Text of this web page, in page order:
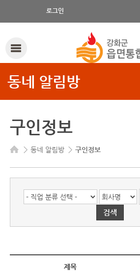
로그인
동네 알림방
구인정보
동네 알림방 구인정보
제목